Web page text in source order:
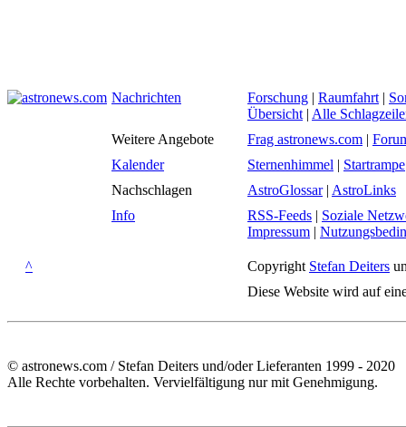
Nachrichten Forschung | Raumfahrt |
Übersicht | Alle
Weitere Angebote
Frag astronews.com |
Kalender
Sternenhimmel | Startrampe
Nachschlagen
AstroGlossar| AstroLinks
Info
RSS-Feeds | Soziale
Impressum |
^ Copyright Stefan Deiters
Diese Website wird auf
© astronews.com / Stefan Deiters und/oder Lieferanten 1999 - 2020
Alle Rechte vorbehalten. Vervielfältigung nur mit Genehmigung.